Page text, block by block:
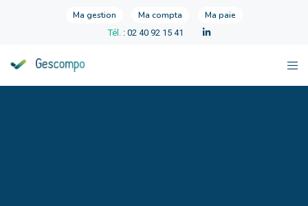
Ma gestion Ma compta Ma paie
Tél. : 02 40 92 15 41